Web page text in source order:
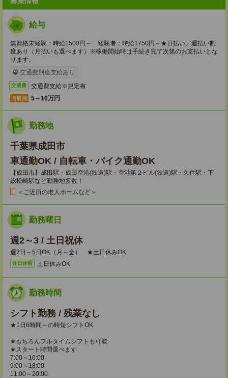
給与
無資格未経験：時給1500円～ 経験者：時給1750円～★日払い／週払い制
度あり（月払いも選べます）※稼働開始時は手続き完了次第のお支払いとな
ります。
交通費別途支給あり
交通費 交通費支給※規定有
月収例 5～10万円
勤務地
千葉県成田市
車通勤OK / 自転車・バイク通勤OK
【成田市】成田駅・成田空港(鉄道)駅・空港第２ビル(鉄道)駅・久住駅・下
総松崎駅など勤務地多数！
＜ご近所の老人ホームなど＞
勤務曜日
週2～3 / 土日祝休
週2日～5日OK（月～金） ★土日休みOK
休日休暇 土日休みOK
勤務時間
シフト勤務 / 残業なし
★1日6時間～の時短シフトOK
★もちろんフルタイムシフトも可能
★スタート時間選べます
7:00～16:00
9:00～18:00
11:00～20:00